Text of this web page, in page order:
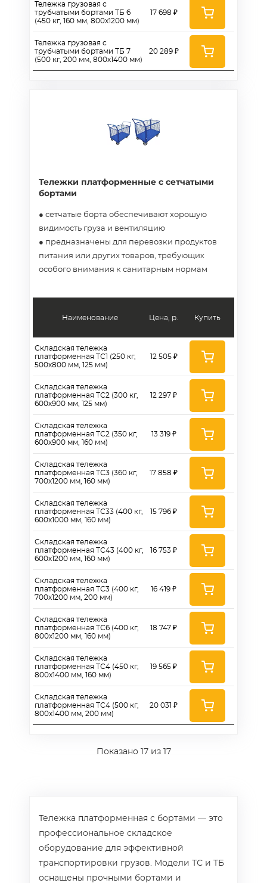
Тележка грузовая с
трубчатыми бортами ТБ 6
(450 кг, 160 мм, 800х1200 мм)
Тележка грузовая с
трубчатыми бортами ТБ 7
(500 кг, 200 мм, 800х1400 мм)
17 698 ₽
20 289 ₽
Тележки платформенные с сетчатыми
бортами
● сетчатые борта обеспечивают хорошую
видимость груза и вентиляцию
● предназначены для перевозки продуктов
питания или других товаров, требующих
особого внимания к санитарным нормам
Наименование
Складская тележка
платформенная ТС1 (250 кг,
500х800 мм, 125 мм)
Складская тележка
платформенная ТС2 (300 кг,
600х900 мм, 125 мм)
Складская тележка
платформенная ТС2 (350 кг,
600х900 мм, 160 мм)
Складская тележка
платформенная ТС3 (360 кг,
700х1200 мм, 160 мм)
Складская тележка
платформенная ТС33 (400 кг,
600х1000 мм, 160 мм)
Складская тележка
платформенная ТС43 (400 кг,
600х1200 мм, 160 мм)
Складская тележка
платформенная ТС3 (400 кг,
700х1200 мм, 200 мм)
Складская тележка
платформенная ТС6 (400 кг,
800х1200 мм, 160 мм)
Складская тележка
платформенная ТС4 (450 кг,
800х1400 мм, 160 мм)
Складская тележка
платформенная ТС4 (500 кг,
800х1400 мм, 200 мм)
Цена, р.
12 505 ₽
12 297 ₽
13 319 ₽
17 858 ₽
15 796 ₽
16 753 ₽
16 419 ₽
18 747 ₽
19 565 ₽
20 031 ₽
Купить
Показано 17из 17
Тележка платформенная с бортами — это
профессиональное складское
оборудование для эффективной
транспортировки грузов. Модели ТС и ТБ
оснащены прочными бортами и